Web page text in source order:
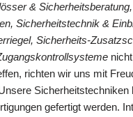
&
Sicherheitstechnik &
Sicherheits-
richten wir uns mit
Sicherheitstechniken
gefertigt werden.